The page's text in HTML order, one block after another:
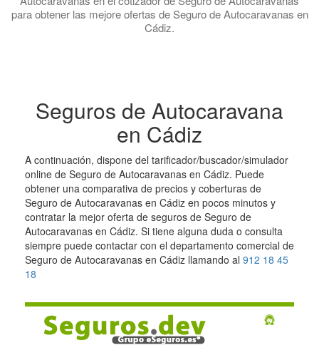
para obtener las mejore ofertas de Seguro de Autocaravanas en
Cádiz.
Seguros de Autocaravana
en Cádiz
A continuación, dispone del tarificador/buscador/simulador
online de Seguro de Autocaravanas en Cádiz. Puede
obtener una comparativa de precios y coberturas de
Seguro de Autocaravanas en Cádiz en pocos minutos y
contratar la mejor oferta de seguros de Seguro de
Autocaravanas en Cádiz. Si tiene alguna duda o consulta
siempre puede contactar con el departamento comercial de
Seguro de Autocaravanas en Cádiz llamando al 912 18 45
18